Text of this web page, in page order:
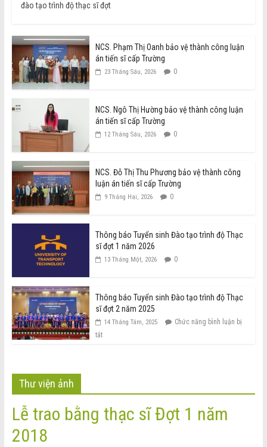
đào tạo trình độ thạc sĩ đợt
NCS. Phạm Thị Oanh bảo vệ thành công luận
án tiến sĩ cấp Trường
23 Tháng Sáu, 2026 0
NCS. Ngô Thị Hường bảo vệ thành công luận
án tiến sĩ cấp Trường
12 Tháng Sáu, 2026 0
NCS. Đỗ Thị Thu Phương bảo vệ thành công
luận án tiến sĩ cấp Trường
9 Tháng Hai, 2026 0
Thông báo Tuyển sinh Đào tạo trình độ Thạc
sĩ đợt 1 năm 2026
13 Tháng Một, 2026 0
Thông báo Tuyển sinh Đào tạo trình độ Thạc
sĩ đợt 2 năm 2025
14 Tháng Tám, 2025
Chức năng bình luận bị
tắt
Thư viện ảnh
Lễ trao bằng thạc sĩ Đợt 1 năm
2018